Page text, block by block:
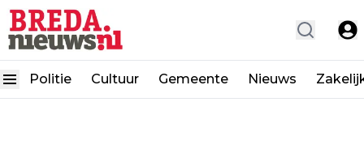
Politie Cultuur Gemeente Nieuws